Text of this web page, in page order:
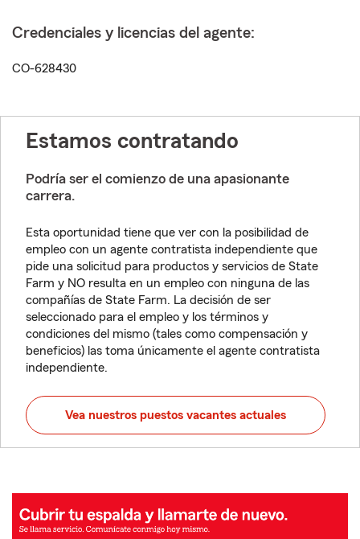
Credenciales y licencias del agente:
CO-628430
Estamos contratando
Podría ser el comienzo de una apasionante
carrera.
Esta oportunidad tiene que ver con la posibilidad de
empleo con un agente contratista independiente que
pide una solicitud para productos y servicios de State
Farm y NO resulta en un empleo con ninguna de las
compañías de State Farm. La decisión de ser
seleccionado para el empleo y los términos y
condiciones del mismo (tales como compensación y
beneficios) las toma únicamente el agente contratista
independiente.
Vea nuestros puestos vacantes actuales